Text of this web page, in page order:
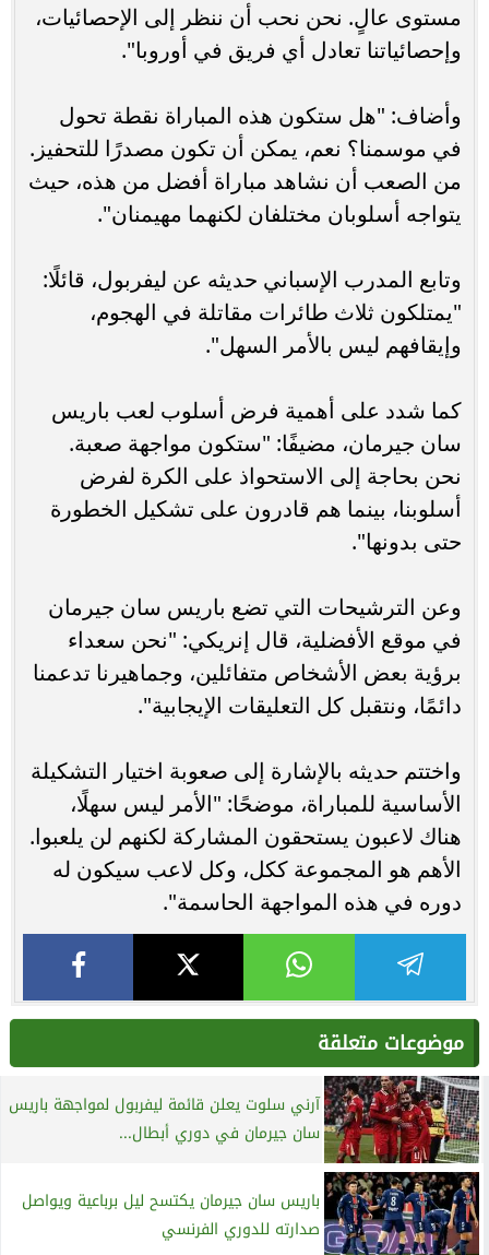
مستوى عالٍ. نحن نحب أن ننظر إلى الإحصائيات،
وإحصائياتنا تعادل أي فريق في أوروبا".
وأضاف: "هل ستكون هذه المباراة نقطة تحول
في موسمنا؟ نعم، يمكن أن تكون مصدرًا للتحفيز.
من الصعب أن نشاهد مباراة أفضل من هذه، حيث
يتواجه أسلوبان مختلفان لكنهما مهيمنان".
وتابع المدرب الإسباني حديثه عن ليفربول، قائلًا:
"يمتلكون ثلاث طائرات مقاتلة في الهجوم،
وإيقافهم ليس بالأمر السهل".
كما شدد على أهمية فرض أسلوب لعب باريس
سان جيرمان، مضيفًا: "ستكون مواجهة صعبة.
نحن بحاجة إلى الاستحواذ على الكرة لفرض
أسلوبنا، بينما هم قادرون على تشكيل الخطورة
حتى بدونها".
وعن الترشيحات التي تضع باريس سان جيرمان
في موقع الأفضلية، قال إنريكي: "نحن سعداء
برؤية بعض الأشخاص متفائلين، وجماهيرنا تدعمنا
دائمًا، ونتقبل كل التعليقات الإيجابية".
واختتم حديثه بالإشارة إلى صعوبة اختيار التشكيلة
الأساسية للمباراة، موضحًا: "الأمر ليس سهلًا،
هناك لاعبون يستحقون المشاركة لكنهم لن يلعبوا.
الأهم هو المجموعة ككل، وكل لاعب سيكون له
دوره في هذه المواجهة الحاسمة".
موضوعات متعلقة
آرني سلوت يعلن قائمة ليفربول لمواجهة باريس
سان جيرمان في دوري أبطال...
باريس سان جيرمان يكتسح ليل برباعية ويواصل
صدارته للدوري الفرنسي